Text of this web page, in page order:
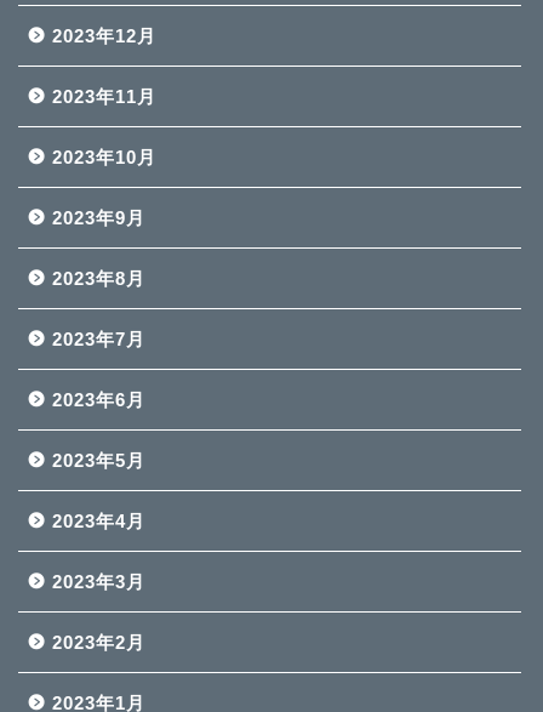
2023年12月
2023年11月
2023年10月
2023年9月
2023年8月
2023年7月
2023年6月
2023年5月
2023年4月
2023年3月
2023年2月
2023年1月